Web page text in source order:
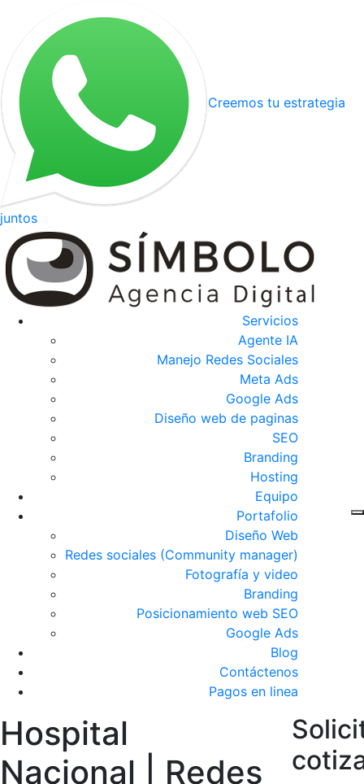
Creemos tu estrategia
juntos
Servicios
Agente IA
Manejo Redes Sociales
Meta Ads
Google Ads
Diseño web de paginas
SEO
Branding
Hosting
Equipo
Portafolio
Diseño Web
Redes sociales (Community manager)
Fotografía y video
Branding
Posicionamiento web SEO
Google Ads
Blog
Contáctenos
Pagos en linea
Hospital
Nacional | Redes